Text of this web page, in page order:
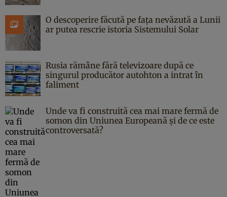
O descoperire făcută pe fața nevăzută a Lunii
ar putea rescrie istoria Sistemului Solar
Rusia rămâne fără televizoare după ce
singurul producător autohton a intrat în
faliment
Unde va fi construită cea mai mare fermă de
somon din Uniunea Europeană și de ce este
controversată?